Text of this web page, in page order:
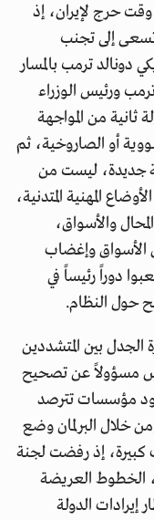
حرج لإيران، إذ
إلى تجنب
دونالد ترمب بالمسار
ورئيس الوزراء
ثانية من المواجهة
أو الصاروخية، ثم
جديدة، ليست من
المهنية المتدنية،
والأسواق،
الأسواق وإغضاب
دوراً رئيساً في
حول النظام.
الجدل بين المتشددين
مسؤولاً عن تصحيح
مؤسسات تترصد
خلال البرلمان وضع
كبيرة، إذ رفضت لجنة
الخطوط العريضة
إيرادات الدولة